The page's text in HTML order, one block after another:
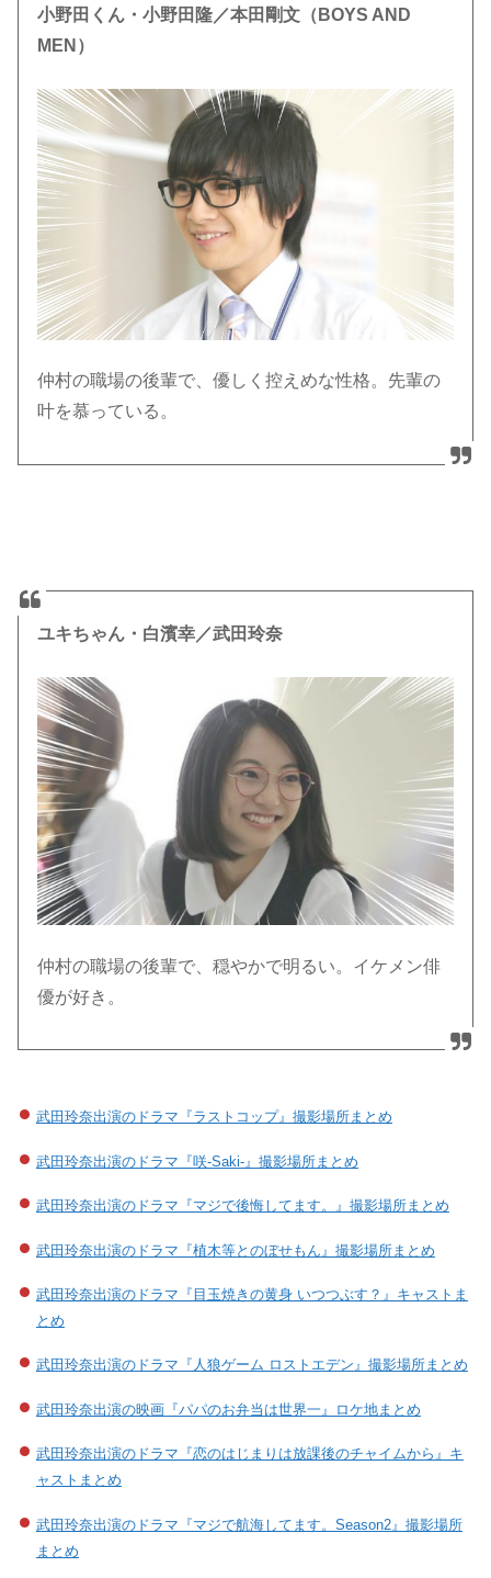
小野田くん・小野田隆／本田剛文（BOYS AND
MEN）
仲村の職場の後輩で、優しく控えめな性格。先輩の
叶を慕っている。
ユキちゃん・白濱幸／武田玲奈
仲村の職場の後輩で、穏やかで明るい。イケメン俳
優が好き。
武田玲奈出演のドラマ『ラストコップ』撮影場所まとめ
武田玲奈出演のドラマ『咲-Saki-』撮影場所まとめ
武田玲奈出演のドラマ『マジで後悔してます。』撮影場所まとめ
武田玲奈出演のドラマ『植木等とのぼせもん』撮影場所まとめ
武田玲奈出演のドラマ『目玉焼きの黄身 いつつぶす？』キャストま
とめ
武田玲奈出演のドラマ『人狼ゲーム ロストエデン』撮影場所まとめ
武田玲奈出演の映画『パパのお弁当は世界一』ロケ地まとめ
武田玲奈出演のドラマ『恋のはじまりは放課後のチャイムから』キ
ャストまとめ
武田玲奈出演のドラマ『マジで航海してます。Season2』撮影場所
まとめ